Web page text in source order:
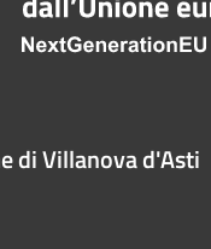
di Villanova d'Asti